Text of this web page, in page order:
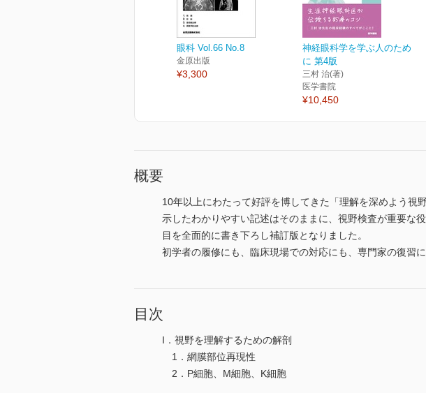
眼科 Vol.66 No.8
金原出版
¥3,300
神経眼科学を学ぶ人のため
に 第4版
三村 治(著)
医学書院
¥10,450
概要
10年以上にわたって好評を博してきた「理解を深めよう視
示したわかりやすい記述はそのままに、視野検査が重要な
目を全面的に書き下ろし補訂版となりました。
初学者の履修にも、臨床現場での対応にも、専門家の復習
目次
I．視野を理解するための解剖
1．網膜部位再現性
2．P細胞、M細胞、K細胞